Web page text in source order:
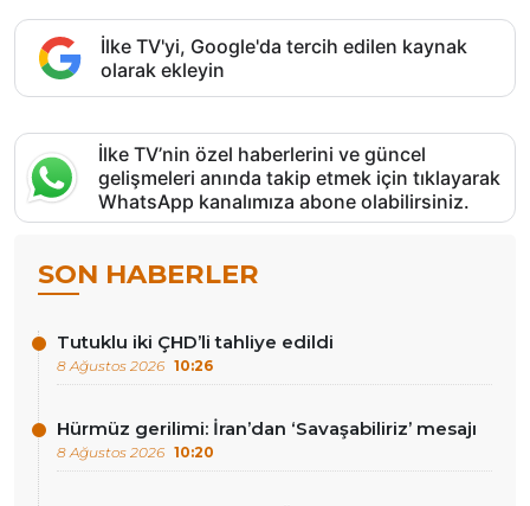
İlke TV'yi, Google'da tercih edilen kaynak
olarak ekleyin
İlke TV’nin özel haberlerini ve güncel
gelişmeleri anında takip etmek için tıklayarak
WhatsApp kanalımıza abone olabilirsiniz.
SON HABERLER
Tutuklu iki ÇHD’li tahliye edildi
8 Ağustos 2026 10:26
Hürmüz gerilimi: İran’dan ‘Savaşabiliriz’ mesajı
8 Ağustos 2026 10:20